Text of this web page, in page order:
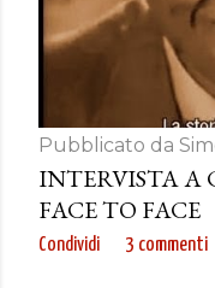
Pubblicato da
INTERVISTA A
FACE TO FACE
Condividi 3 commenti